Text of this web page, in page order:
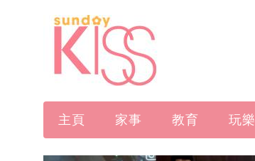
主頁 家事 教育 玩樂